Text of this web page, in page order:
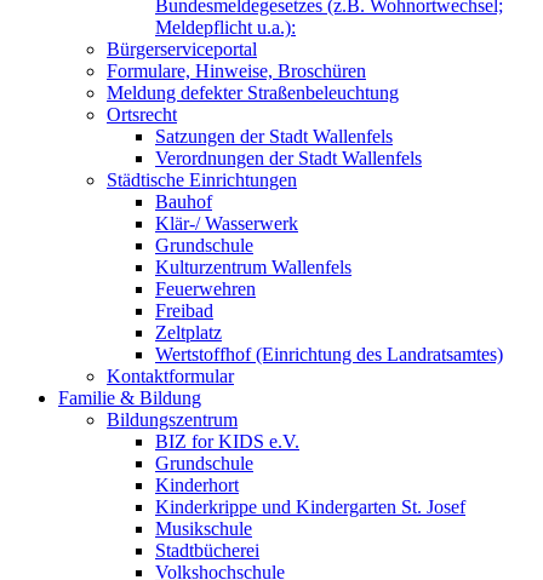
Bundesmeldegesetzes (z.B. Wohnortwechsel;
Meldepflicht u.a.):
Bürgerserviceportal
Formulare, Hinweise, Broschüren
Meldung defekter Straßenbeleuchtung
Ortsrecht
Satzungen der Stadt Wallenfels
Verordnungen der Stadt Wallenfels
Städtische Einrichtungen
Bauhof
Klär-/ Wasserwerk
Grundschule
Kulturzentrum Wallenfels
Feuerwehren
Freibad
Zeltplatz
Wertstoffhof (Einrichtung des Landratsamtes)
Kontaktformular
Familie & Bildung
Bildungszentrum
BIZ for KIDS e.V.
Grundschule
Kinderhort
Kinderkrippe und Kindergarten St. Josef
Musikschule
Stadtbücherei
Volkshochschule